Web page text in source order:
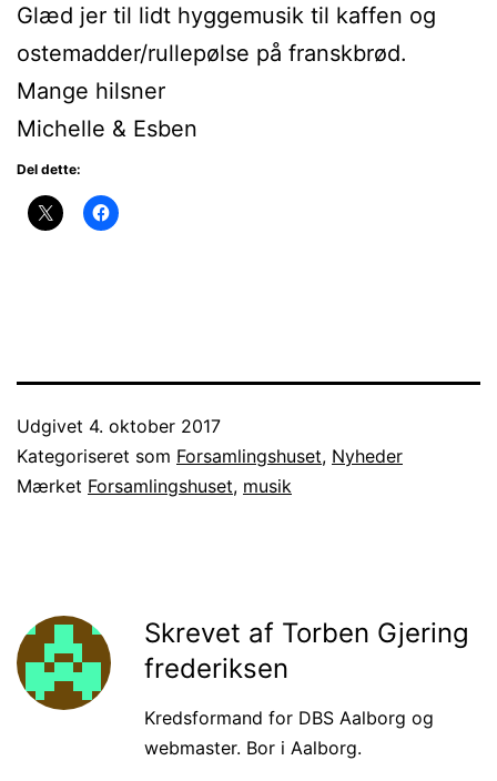
Glæd jer til lidt hyggemusik til kaffen og
ostemadder/rullepølse på franskbrød.
Mange hilsner
Michelle & Esben
Del dette:
Udgivet 4. oktober 2017
Kategoriseret som Forsamlingshuset, Nyheder
Mærket Forsamlingshuset, musik
Skrevet af Torben Gjering
frederiksen
Kredsformand for DBS Aalborg og
webmaster. Bor i Aalborg.